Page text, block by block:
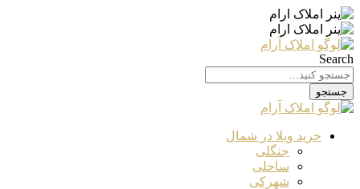
Search
جستجو
خرید ویلا در شمال
جنگلی
ساحلی
شهرکی